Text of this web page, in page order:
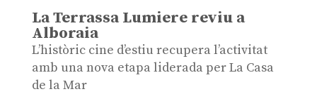
La Terrassa Lumiere reviu a
Alboraia
L’històric cine d’estiu recupera l’activitat
amb una nova etapa liderada per La Casa
de la Mar